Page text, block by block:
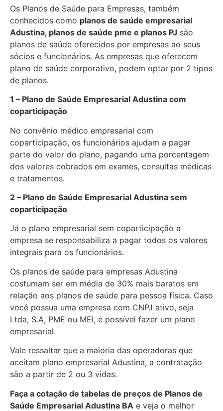
Os Planos de Saúde para Empresas, também
conhecidos como planos de saúde empresarial
Adustina, planos de saúde pme e planos PJ são
planos de saúde oferecidos por empresas ao seus
sócios e funcionários. As empresas que oferecem
plano de saúde corporativo, podem optar por 2 tipos
de planos.
1 – Plano de Saúde Empresarial Adustina com
coparticipação
No convênio médico empresarial com
coparticipação, os funcionários ajudam a pagar
parte do valor do plano, pagando uma porcentagem
dos valores cobrados em exames, consultas médicas
e tratamentos.
2 – Plano de Saúde Empresarial Adustina sem
coparticipação
Já o plano empresarial sem coparticipação a
empresa se responsabiliza a pagar todos os valores
integrais para os funcionários.
Os planos de saúde para empresas Adustina
costumam ser em média de 30% mais baratos em
relação aos planos de saúde para pessoa física. Caso
você possua uma empresa com CNPJ ativo, seja
Ltda, S.A, PME ou MEI, é possível fazer um plano
empresarial.
Vale ressaltar que a maioria das operadoras que
aceitam plano empresarial Adustina, a contratação
são a partir de 2 ou 3 vidas.
Faça a cotação de tabelas de preços de Planos de
Saúde Empresarial Adustina BA e veja o melhor